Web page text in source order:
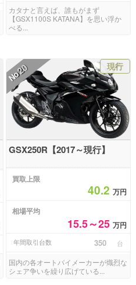
カタナと言えば、誰もがまず
【GSX1100S KATANA】を思い浮か
べる...
No
20 現行
GSX250R【2017～現行】
買取上限
40.2 万円
相場平均
15.5～25 万円
年間取引台数 350 台
国内の各オートバイメーカーが熾烈な
シェア争いを繰り広げている...